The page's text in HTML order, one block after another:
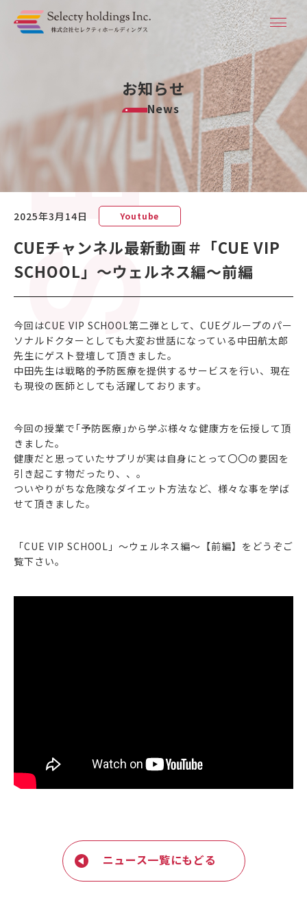
お知らせ
News
2025年3月14日 Youtube
CUEチャンネル最新動画＃「CUE VIP
SCHOOL」～ウェルネス編～前編
今回はCUE VIP SCHOOL第二弾として、CUEグループのパー
ソナルドクターとしても大変お世話になっている中田航太郎
先生にゲスト登壇して頂きました。
中田先生は戦略的予防医療を提供するサービスを行い、現在
も現役の医師としても活躍しております。
今回の授業で｢予防医療｣から学ぶ様々な健康方を伝授して頂
きました。
健康だと思っていたサプリが実は自身にとって〇〇の要因を
引き起こす物だったり、、。
ついやりがちな危険なダイエット方法など、様々な事を学ば
せて頂きました。
「CUE VIP SCHOOL」～ウェルネス編～【前編】をどうぞご
覧下さい。
ニュース一覧にもどる